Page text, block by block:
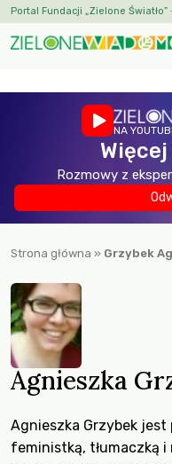
Portal Fundacji „Zielone
NA
Rozmowy z
Strona główna » Grzybek
Agnieszka
Agnieszka Grzybek
feministką, tłumaczką i